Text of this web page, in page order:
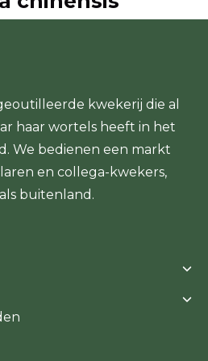
kwekerij die al
haar wortels heeft in het
We bedienen een markt
en collega-kwekers,
buitenland.